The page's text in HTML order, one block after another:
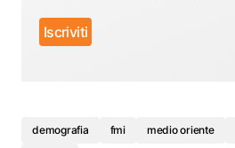
demografia fmi medio oriente